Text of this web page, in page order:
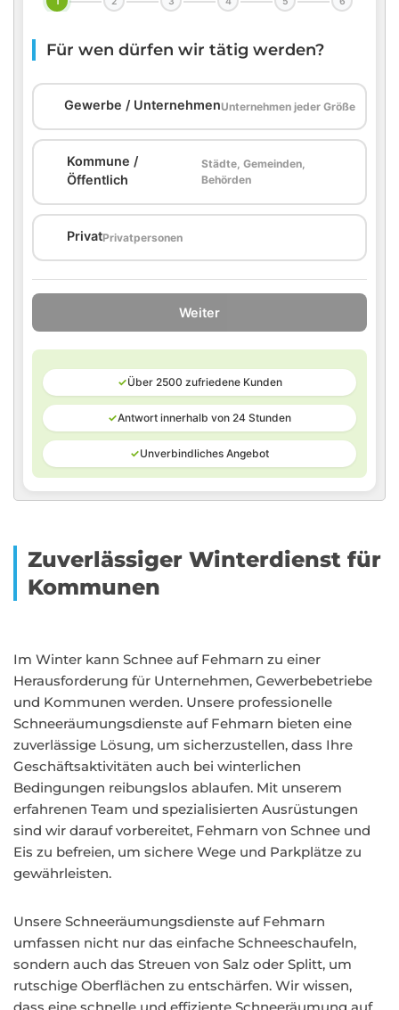
Für wen dürfen wir tätig werden?
Gewerbe / UnternehmenUnternehmen jeder Größe
Kommune /
Öffentlich
Städte, Gemeinden,
Behörden
PrivatPrivatpersonen
Weiter
✓Über 2500 zufriedene Kunden
✓Antwort innerhalb von 24 Stunden
✓Unverbindliches Angebot
Zuverlässiger Winterdienst für
Kommunen
Im Winter kann Schnee auf Fehmarn zu einer
Herausforderung für Unternehmen, Gewerbebetriebe
und Kommunen werden. Unsere professionelle
Schneeräumungsdienste auf Fehmarn bieten eine
zuverlässige Lösung, um sicherzustellen, dass Ihre
Geschäftsaktivitäten auch bei winterlichen
Bedingungen reibungslos ablaufen. Mit unserem
erfahrenen Team und spezialisierten Ausrüstungen
sind wir darauf vorbereitet, Fehmarn von Schnee und
Eis zu befreien, um sichere Wege und Parkplätze zu
gewährleisten.
Unsere Schneeräumungsdienste auf Fehmarn
umfassen nicht nur das einfache Schneeschaufeln,
sondern auch das Streuen von Salz oder Splitt, um
rutschige Oberflächen zu entschärfen. Wir wissen,